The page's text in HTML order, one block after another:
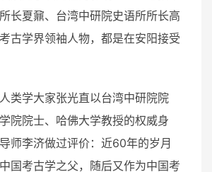
长夏鼐、台湾中研院史语所所长高
古学界领袖人物，都是在安阳接受
类学大家张光直以台湾中研院院
院院士、哈佛大学教授的权威身
师李济做过评价：近60年的岁月
国考古学之父，随后又作为中国考